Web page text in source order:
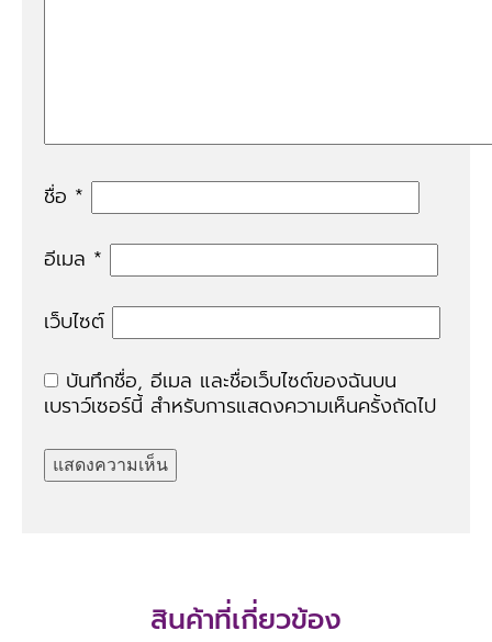
ชื่อ *
อีเมล *
เว็บไซต์
บันทึกชื่อ, อีเมล และชื่อเว็บไซต์ของฉันบน
เบราว์เซอร์นี้ สำหรับการแสดงความเห็นครั้งถัดไป
สินค้าที่เกี่ยวข้อง